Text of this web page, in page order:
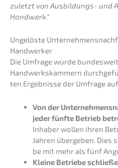
zuletzt von Ausbil­dungs- und
Handwerk.“
Ungelös­te
Handwerker
Die Umfra­ge wurde
Handwerks­kam­mern
ten Ergeb­nis­se der Umfra­ge
Von der
jeder fünfte Betrieb
Inhaber wollen ihren
Jahren überge­ben.
be mit mehr als fünf
Kleine Betrie­be